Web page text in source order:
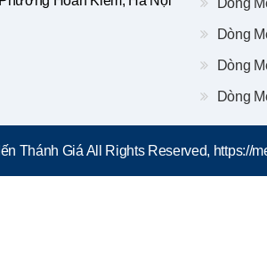
Dòng
Dòng
Dòng
Dòng
Thánh Giá All Rights Reserved, https://